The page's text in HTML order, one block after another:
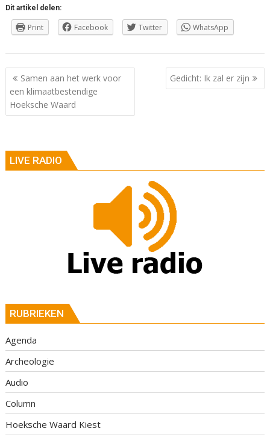
Dit artikel delen:
Print Facebook Twitter WhatsApp
Berichtnavigatie
Samen aan het werk voor
een klimaatbestendige
Hoeksche Waard
Gedicht: Ik zal er zijn
LIVE RADIO
RUBRIEKEN
Agenda
Archeologie
Audio
Column
Hoeksche Waard Kiest